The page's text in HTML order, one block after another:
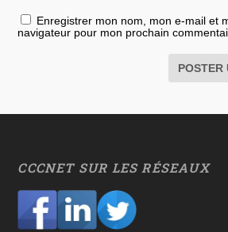
Enregistrer mon nom, mon e-mail et
navigateur pour mon prochain
CCCNET SUR LES RÉSEAUX